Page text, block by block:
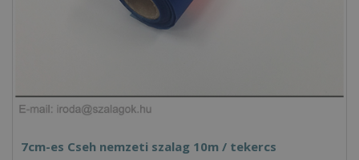
7cm-es Cseh nemzeti szalag 10m / tekercs